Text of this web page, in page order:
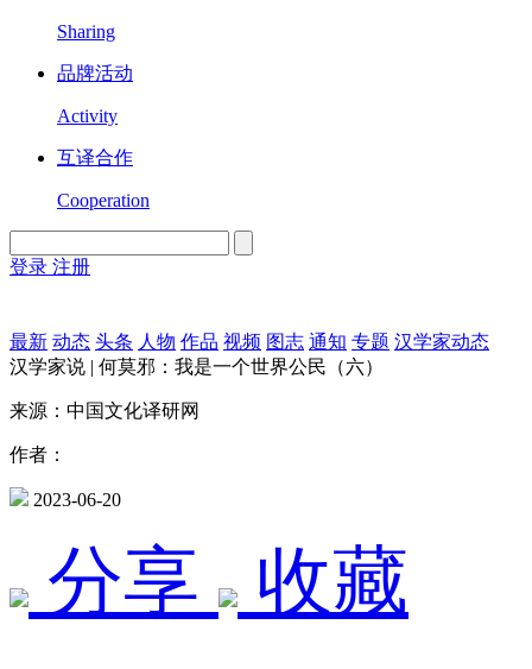
Sharing
品牌活动
Activity
互译合作
Cooperation
登录 注册
最新 动态 头条 人物 作品 视频 图志 通知 专题 汉学家动态
汉学家说 | 何莫邪：我是一个世界公民（六）
来源：中国文化译研网
作者：
2023-06-20
分享 收藏